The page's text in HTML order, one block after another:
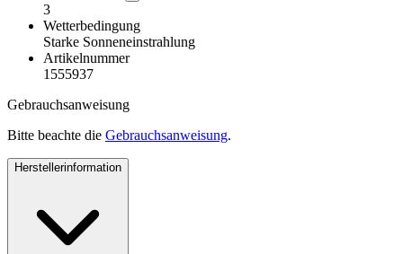
3
Wetterbedingung
Starke Sonneneinstrahlung
Artikelnummer
1555937
Gebrauchsanweisung
Bitte beachte die Gebrauchsanweisung.
Herstellerinformation